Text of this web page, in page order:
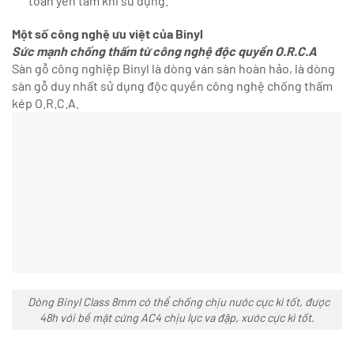
Một số công nghệ ưu việt của Binyl
Sức mạnh chống thấm từ công nghệ độc quyền O.R.C.A
Sàn gỗ công nghiệp Binyl là dòng ván sàn hoàn hảo, là dòng
sàn gỗ duy nhất sử dụng độc quyền công nghệ chống thấm
kép O.R.C.A.
Dòng Binyl Class 8mm có thể chống chịu nước cực kì tốt, được
48h với bề mặt cứng AC4 chịu lực va đập, xước cực kì tốt.